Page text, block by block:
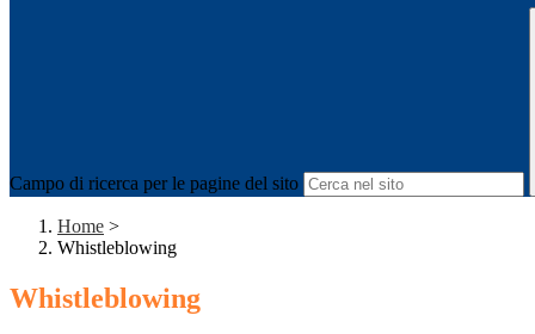
Campo di ricerca per le pagine del sito
Home >
Whistleblowing
Whistleblowing